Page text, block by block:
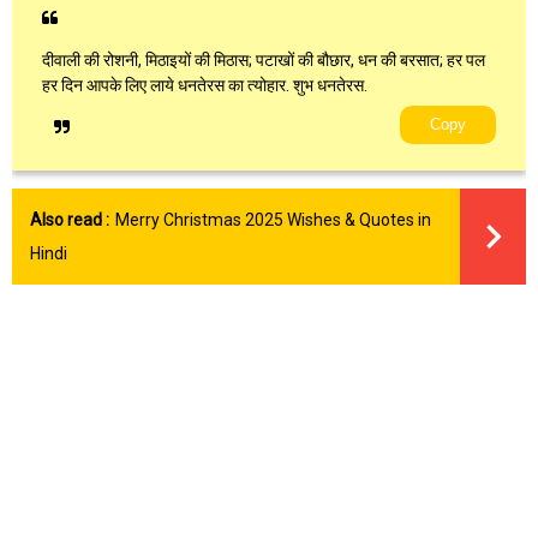
दीवाली की रोशनी, मिठाइयों की मिठास; पटाखों की बौछार, धन की बरसात; हर पल
हर दिन आपके लिए लाये धनतेरस का त्योहार. शुभ धनतेरस.
Copy
Also read : Merry Christmas 2025 Wishes & Quotes in
Hindi